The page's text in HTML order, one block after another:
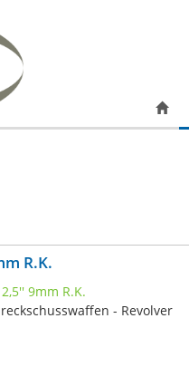
R.K.
- Revolver